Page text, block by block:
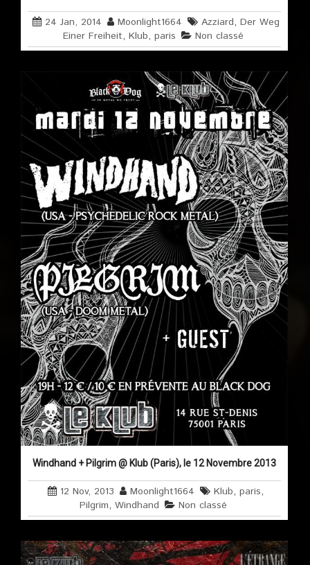
24 Jan, 2014 Moonlight1664 Azziard, Der Weg
Einer Freiheit, Klub, paris Non classé
Windhand + Pilgrim @ Klub (Paris), le 12 Novembre 2013
12 Nov, 2013 Moonlight1664 Klub,paris,
Pilgrim, Windhand Non classé